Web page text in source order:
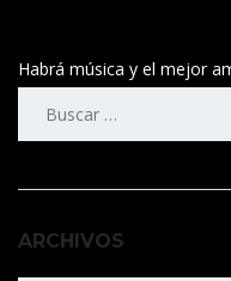
Habrá música y el mejor
ARCHIVOS